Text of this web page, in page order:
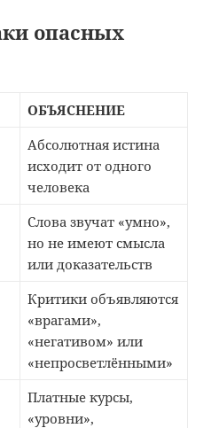
опасных
ОБЪЯСНЕНИЕ
Абсолютная истина
исходит от одного
человека
Слова звучат «умно»,
но не имеют смысла
или доказательств
Критики объявляются
«врагами»,
«негативом» или
«непросветлёнными»
Платные курсы,
«уровни»,